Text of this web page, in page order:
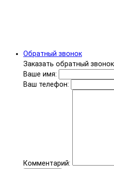
Обратный звонок
Заказать обратный звонок
Ваше имя:
Ваш телефон:
Комментарий: